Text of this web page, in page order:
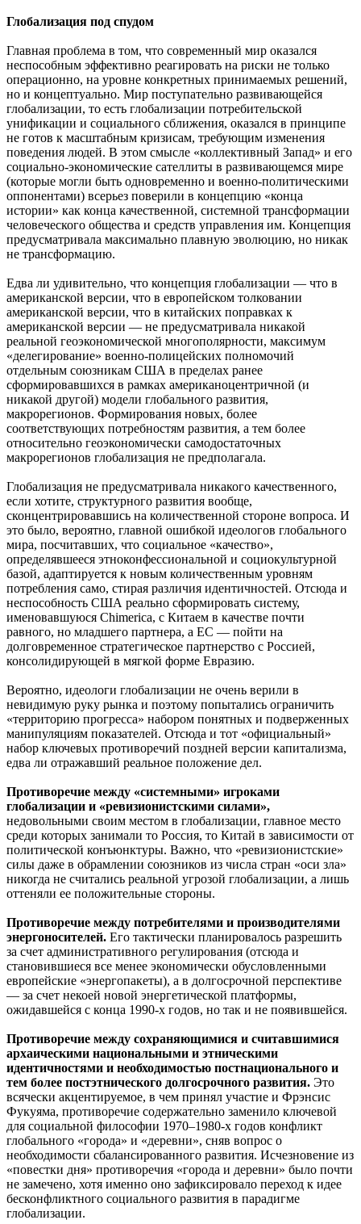
Глобализация под спудом
Главная проблема в том, что современный мир оказался
неспособным эффективно реагировать на риски не только
операционно, на уровне конкретных принимаемых решений,
но и концептуально. Мир поступательно развивающейся
глобализации, то есть глобализации потребительской
унификации и социального сближения, оказался в принципе
не готов к масштабным кризисам, требующим изменения
поведения людей. В этом смысле «коллективный Запад» и его
социально-экономические сателлиты в развивающемся мире
(которые могли быть одновременно и военно-политическими
оппонентами) всерьез поверили в концепцию «конца
истории» как конца качественной, системной трансформации
человеческого общества и средств управления им. Концепция
предусматривала максимально плавную эволюцию, но никак
не трансформацию.
Едва ли удивительно, что концепция глобализации — что в
американской версии, что в европейском толковании
американской версии, что в китайских поправках к
американской версии — не предусматривала никакой
реальной геоэкономической многополярности, максимум
«делегирование» военно-полицейских полномочий
отдельным союзникам США в пределах ранее
сформировавшихся в рамках американоцентричной (и
никакой другой) модели глобального развития,
макрорегионов. Формирования новых, более
соответствующих потребностям развития, а тем более
относительно геоэкономически самодостаточных
макрорегионов глобализация не предполагала.
Глобализация не предусматривала никакого качественного,
если хотите, структурного развития вообще,
сконцентрировавшись на количественной стороне вопроса. И
это было, вероятно, главной ошибкой идеологов глобального
мира, посчитавших, что социальное «качество»,
определявшееся этноконфессиональной и социокультурной
базой, адаптируется к новым количественным уровням
потребления само, стирая различия идентичностей. Отсюда и
неспособность США реально сформировать систему,
именовавшуюся Chimerica, с Китаем в качестве почти
равного, но младшего партнера, а ЕС — пойти на
долговременное стратегическое партнерство с Россией,
консолидирующей в мягкой форме Евразию.
Вероятно, идеологи глобализации не очень верили в
невидимую руку рынка и поэтому попытались ограничить
«территорию прогресса» набором понятных и подверженных
манипуляциям показателей. Отсюда и тот «официальный»
набор ключевых противоречий поздней версии капитализма,
едва ли отражавший реальное положение дел.
Противоречие между «системными» игроками
глобализации и «ревизионистскими силами»,
недовольными своим местом в глобализации, главное место
среди которых занимали то Россия, то Китай в зависимости от
политической конъюнктуры. Важно, что «ревизионистские»
силы даже в обрамлении союзников из числа стран «оси зла»
никогда не считались реальной угрозой глобализации, а лишь
оттеняли ее положительные стороны.
Противоречие между потребителями и производителями
энергоносителей. Его тактически планировалось разрешить
за счет административного регулирования (отсюда и
становившиеся все менее экономически обусловленными
европейские «энергопакеты), а в долгосрочной перспективе
— за счет некоей новой энергетической платформы,
ожидавшейся с конца 1990-х годов, но так и не появившейся.
Противоречие между сохраняющимися и считавшимися
архаическими национальными и этническими
идентичностями и необходимостью постнационального и
тем более постэтнического долгосрочного развития. Это
всячески акцентируемое, в чем принял участие и Фрэнсис
Фукуяма, противоречие содержательно заменило ключевой
для социальной философии 1970–1980-х годов конфликт
глобального «города» и «деревни», сняв вопрос о
необходимости сбалансированного развития. Исчезновение из
«повестки дня» противоречия «города и деревни» было почти
не замечено, хотя именно оно зафиксировало переход к идее
бесконфликтного социального развития в парадигме
глобализации.